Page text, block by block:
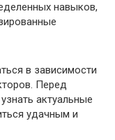
навыков,
в зависимости
Перед
актуальные
удачным и